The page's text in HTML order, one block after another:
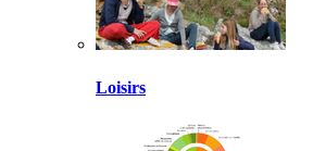
Loisirs